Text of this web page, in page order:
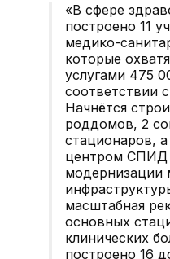
«В сфере
построено 11
медико-
которые
услугами 475
соответствии
Начнётся
роддомов, 2
стационаров,
центром СПИД
модернизации
масштабная
основных
клинических
построено 16